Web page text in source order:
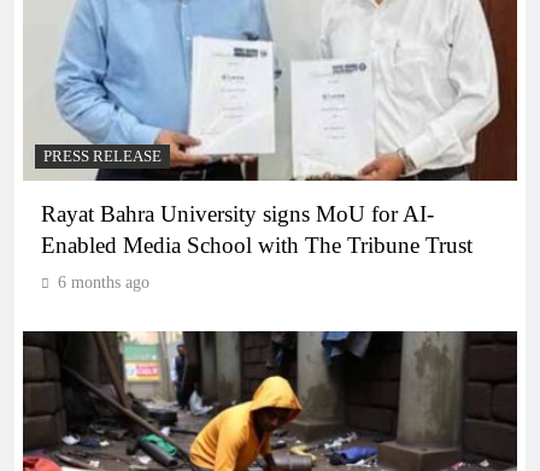
PRESS RELEASE
Rayat Bahra University signs MoU for AI-
Enabled Media School with The Tribune Trust
6 months ago